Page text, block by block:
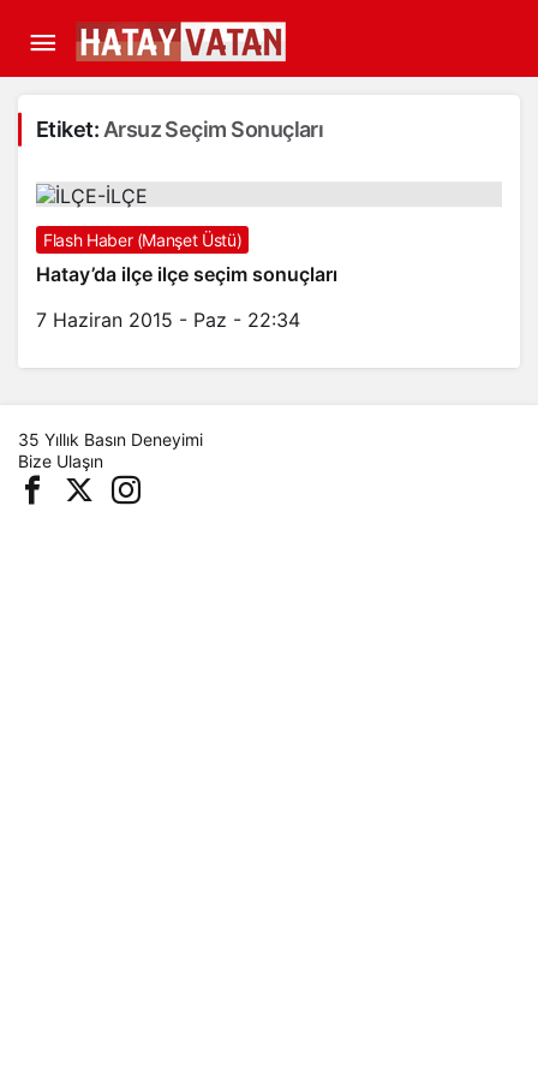
Etiket: Arsuz Seçim Sonuçları
Flash Haber (Manşet Üstü)
Hatay’da ilçe ilçe seçim sonuçları
7 Haziran 2015 - Paz - 22:34
35 Yıllık Basın Deneyimi
Bize Ulaşın